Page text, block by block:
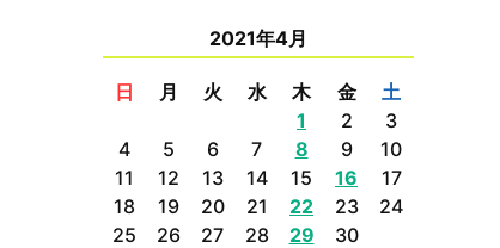
2021年4月
日 月 火 水 木 金
土
1
2
3
4
5 6 7 8 9
10
11
12 13 14 15 16
17
18
19 20 21 22 23
24
25
26 27 28 29
30